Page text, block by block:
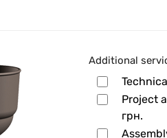
Additional
Project
грн.